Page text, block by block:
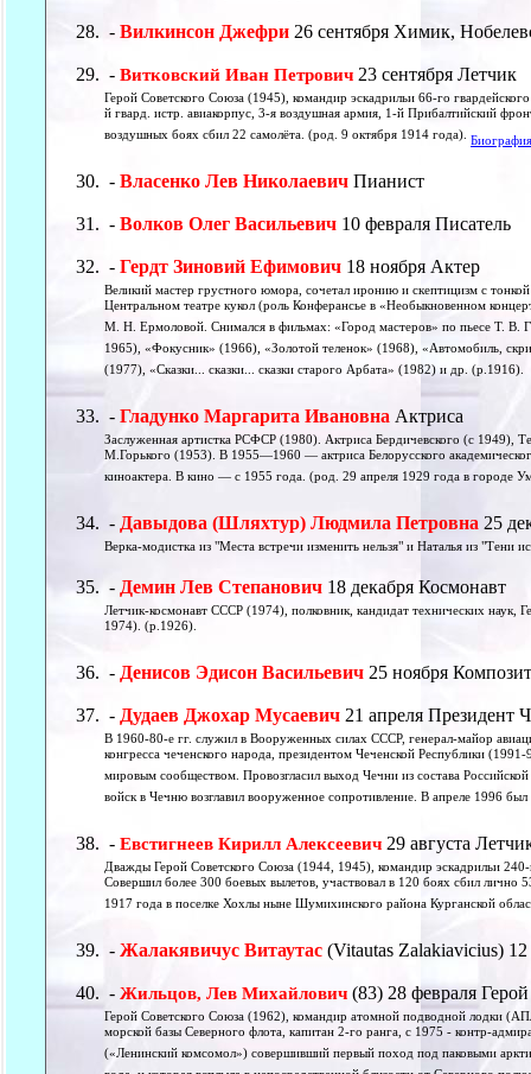
-Вилкинсон Джефри 26 сентября Химик,
-Витковский Иван Петрович 23 сентября Летчик
Герой Советского Союза (1945), командир эскадрильи 66-го
й гвард. истр. авиакорпус, 3-я воздушная армия, 1-й Прибалтийский
воздушных боях сбил 22 самолёта. (род. 9 октября 1914 года).
-Власенко Лев Николаевич Пианист
-Волков Олег Васильевич 10 февраля Писатель
-Гердт Зиновий Ефимович 18 ноября Актер
Великий мастер грустного юмора, сочетал иронию и скептицизм с
Центральном театре кукол (роль Конферансье в «Необыкновенном
М. Н. Ермоловой. Снимался в фильмах: «Город мастеров» по пьесе Т. В.
1965), «Фокусник» (1966), «Золотой теленок» (1968), «Автомобиль,
(1977), «Сказки... сказки... сказки старого Арбата» (1982) и др. (р.1916).
-Гладунко Маргарита Ивановна Актриса
Заслуженная артистка РСФСР (1980). Актриса Бердичевского (с 1949),
М.Горького (1953). В 1955—1960 — актриса Белорусского
киноактера. В кино — с 1955 года. (род. 29 апреля 1929 года в городе
- Давыдова (Шляхтур) Людмила Петровна 25
Верка-модистка из "Места встречи изменить нельзя" и Наталья из "Тени
- Демин Лев Степанович 18 декабря Космонавт
Летчик-космонавт СССР (1974), полковник, кандидат технических наук,
1974). (р.1926).
- Денисов Эдисон Васильевич 25 ноября
- Дудаев Джохар Мусаевич 21 апреля Президент
В 1960-80-е гг. служил в Вооруженных силах СССР, генерал-майор
конгресса чеченского народа, президентом Чеченской Республики
мировым сообществом. Провозгласил выход Чечни из состава
войск в Чечню возглавил вооруженное сопротивление. В апреле 1996
-Евстигнеев Кирилл Алексеевич 29 августа
Дважды Герой Советского Союза (1944, 1945), командир эскадрильи 240-
Совершил более 300 боевых вылетов, участвовал в 120 боях сбил лично
1917 года в поселке Хохлы ныне Шумихинского района Курганской
-Жалакявичус Витаутас (Vitautas Zalakiavicius)
-Жильцов, Лев Михайлович (83) 28 февраля
Герой Советского Союза (1962), командир атомной подводной лодки
морской базы Северного флота, капитан 2-го ранга, с 1975 - контр-
(«Ленинский комсомол») совершивший первый поход под паковыми